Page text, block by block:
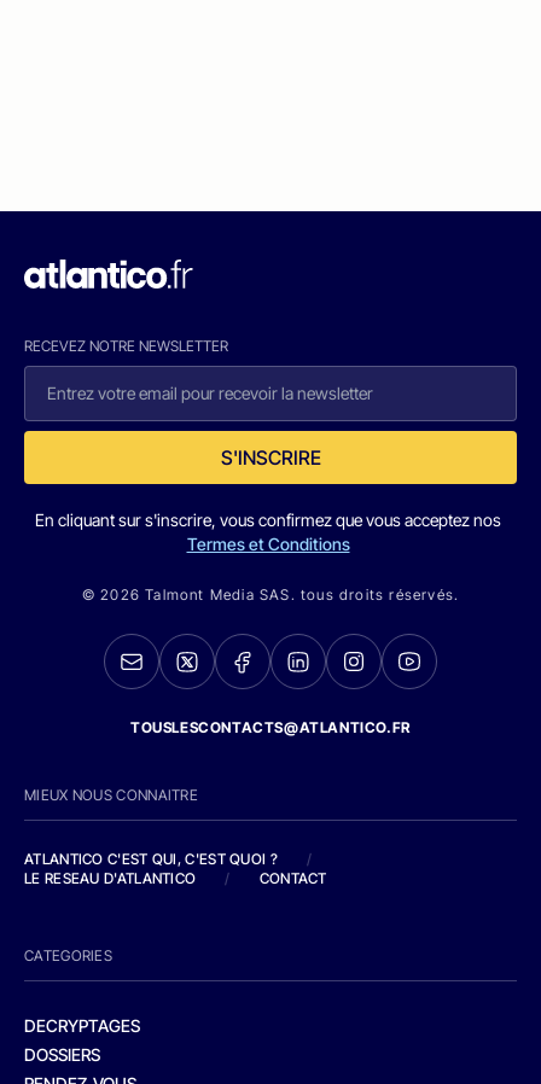
RECEVEZ NOTRE NEWSLETTER
S'INSCRIRE
En cliquant sur s'inscrire, vous confirmez que vous acceptez nos
Termes et Conditions
© 2026 Talmont Media SAS. tous droits réservés.
TOUSLESCONTACTS@ATLANTICO.FR
MIEUX NOUS CONNAITRE
ATLANTICO C'EST QUI, C'EST QUOI ?
/
LE RESEAU D'ATLANTICO
/ CONTACT
CATEGORIES
DECRYPTAGES
DOSSIERS